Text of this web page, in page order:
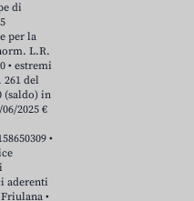
di
per la
L.R.
• estremi
261 del
(saldo) in
2025 €
•
aderenti
•